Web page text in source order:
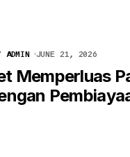
ADMIN JUNE 21, 2026
Memperluas